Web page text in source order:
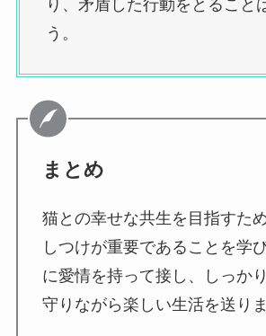
り、矛盾した行動をとること
う。
まとめ
猫との幸せな共生を目指すた
しつけが重要であることを学
に愛情を持って接し、しっか
守りながら楽しい生活を送りま